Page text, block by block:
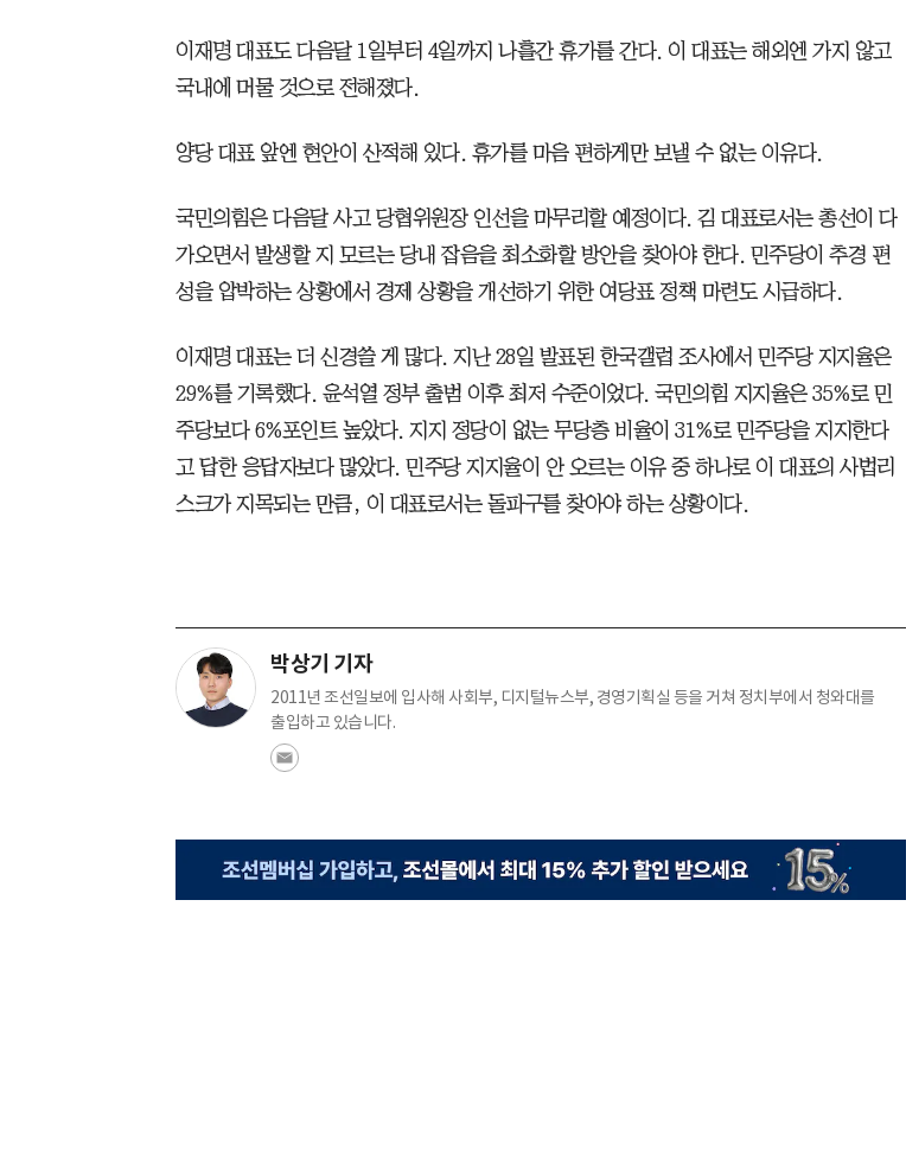
이재명 대표도 다음달 1일부터 4일까지 나흘간 휴가를 간다. 이 대표는 해외엔 가지 않고
국내에 머물 것으로 전해졌다.
양당 대표 앞엔 현안이 산적해 있다. 휴가를 마음 편하게만 보낼 수 없는 이유다.
국민의힘은 다음달 사고 당협위원장 인선을 마무리할 예정이다. 김 대표로서는 총선이 다
가오면서 발생할 지 모르는 당내 잡음을 최소화할 방안을 찾아야 한다. 민주당이 추경 편
성을 압박하는 상황에서 경제 상황을 개선하기 위한 여당표 정책 마련도 시급하다.
이재명 대표는 더 신경쓸 게 많다. 지난 28일 발표된 한국갤럽 조사에서 민주당 지지율은
29%를 기록했다. 윤석열 정부 출범 이후 최저 수준이었다. 국민의힘 지지율은 35%로 민
주당보다 6%포인트 높았다. 지지 정당이 없는 무당층 비율이 31%로 민주당을 지지한다
고 답한 응답자보다 많았다. 민주당 지지율이 안 오르는 이유 중 하나로 이 대표의 사법리
스크가 지목되는 만큼, 이 대표로서는 돌파구를 찾아야 하는 상황이다.
박상기 기자
2011년 조선일보에 입사해 사회부, 디지털뉴스부, 경영기획실 등을 거쳐 정치부에서 청와대를
출입하고 있습니다.